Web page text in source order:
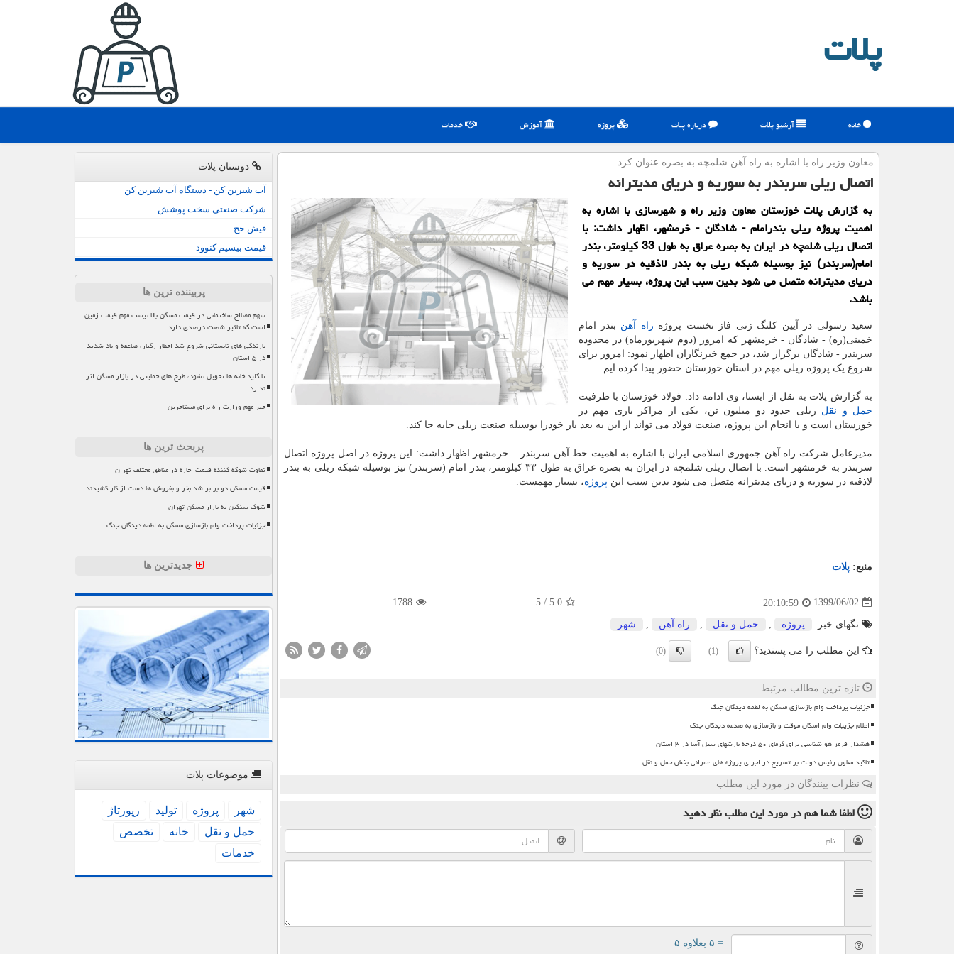
پلات
خانه آرشیو پلات درباره پلات پروژه آموزش خدمات
معاون وزیر راه با اشاره به راه آهن شلمچه به بصره عنوان كرد
اتصال ریلی سربندر به سوریه و دریای مدیترانه
به گزارش پلات خوزستان معاون وزیر راه و شهرسازی با اشاره به
اهمیت پروژه ریلی بندرامام - شادگان - خرمشهر، اظهار داشت: با
اتصال ریلی شلمچه در ایران به بصره عراق به طول 33 كیلومتر، بندر
امام(سربندر) نیز بوسیله شبكه ریلی به بندر لاذقیه در سوریه و
دریای مدیترانه متصل می شود بدین سبب این پروژه، بسیار مهم می
باشد.
سعید رسولی در آیین کلنگ زنی فاز نخست پروژه راه آهن بندر امام
خمینی(ره) - شادگان - خرمشهر که امروز (دوم شهریورماه) در محدوده
سربندر - شادگان برگزار شد، در جمع خبرنگاران اظهار نمود: امروز برای
شروع یک پروژه ریلی مهم در استان خوزستان حضور پیدا کرده ایم.
به گزارش پلات به نقل از ایسنا، وی ادامه داد: فولاد خوزستان با ظرفیت
حمل و نقل ریلی حدود دو میلیون تن، یکی از مراکز باری مهم در
خوزستان است و با انجام این پروژه، صنعت فولاد می تواند از این به بعد بار خودرا بوسیله صنعت ریلی جابه جا کند.
مدیرعامل شرکت راه آهن جمهوری اسلامی ایران با اشاره به اهمیت خط آهن سربندر – خرمشهر اظهار داشت: این پروژه در اصل پروژه اتصال
سربندر به خرمشهر است. با اتصال ریلی شلمچه در ایران به بصره عراق به طول ۳۳ کیلومتر، بندر امام (سربندر) نیز بوسیله شبکه ریلی به بندر
لاذقیه در سوریه و دریای مدیترانه متصل می شود بدین سبب این پروژه، بسیار مهمست.
منبع: پلات
1399/06/02
20:10:59
5.0
/
5
1788
تگهای خبر: پروژه حمل و نقل راه آهن شهر
این مطلب را می پسندید؟ (1)
(0)
تازه ترین مطالب مرتبط
جزئیات پرداخت وام بازسازی مسکن به لطمه دیدگان جنگ
اعلام جزییات وام اسکان موقت و بازسازی به صدمه دیدگان جنگ
هشدار قرمز هواشناسی برای گرمای ۵۰ درجه بارشهای سیل آسا در ۳ استان
تاکید معاون رئیس دولت بر تسریع در اجرای پروژه های عمرانی بخش حمل و نقل
نظرات بینندگان در مورد این مطلب
لطفا شما همدر مورد این مطلبنظر دهید
= ۵ بعلاوه ۵
دوستان پلات
آب شیرین کن - دستگاه آب شیرین کن
شرکت صنعتی سخت پوشش
فیش حج
قیمت بیسیم کنوود
پربیننده ترین ها
سهم مصالح ساختمانی در قیمت مسکن بالا نیست مهم قیمت زمین
است که تاثیر شصت درصدی دارد
بارندگی های تابستانی شروع شد اخطار رگبار، صاعقه و باد شدید
در ۵ استان
تا کلید خانه ها تحویل نشود، طرح های حمایتی در بازار مسکن اثر
ندارد
خبر مهم وزارت راه برای مستاجرین
پربحث ترین ها
تفاوت شوکه کننده قیمت اجاره در مناطق مختلف تهران
قیمت مسکن دو برابر شد بخر و بفروش ها دست از کار کشیدند
شوک سنگین به بازار مسکن تهران
جزئیات پرداخت وام بازسازی مسکن به لطمه دیدگان جنگ
جدیدترین ها
موضوعات پلات
شهر پروژه تولید
رپورتاژ
حمل و نقل
خانه
تخصص
خدمات